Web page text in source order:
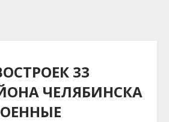
33
ЧЕЛЯБИНСКА